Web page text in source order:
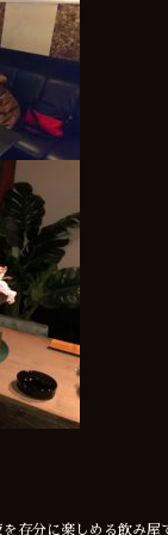
存分に楽しめる飲み屋